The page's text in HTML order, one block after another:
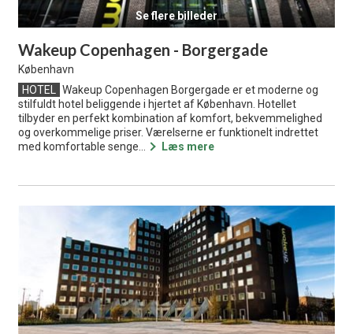
Wakeup Copenhagen - Borgergade
København
HOTEL
Wakeup Copenhagen Borgergade er et moderne og
stilfuldt hotel beliggende i hjertet af København. Hotellet
tilbyder en perfekt kombination af komfort, bekvemmelighed
og overkommelige priser. Værelserne er funktionelt indrettet
med komfortable senge...
Læs mere
Se flere billeder